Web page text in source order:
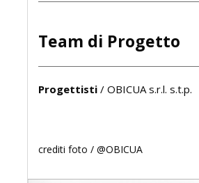
Team di Progetto
Progettisti / OBICUA s.r.l. s.t.p.
crediti foto / @OBICUA